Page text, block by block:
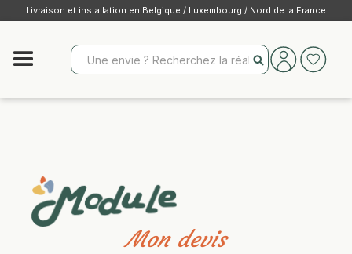
Livraison et installation en Belgique / Luxembourg / Nord de la France
Mon devis